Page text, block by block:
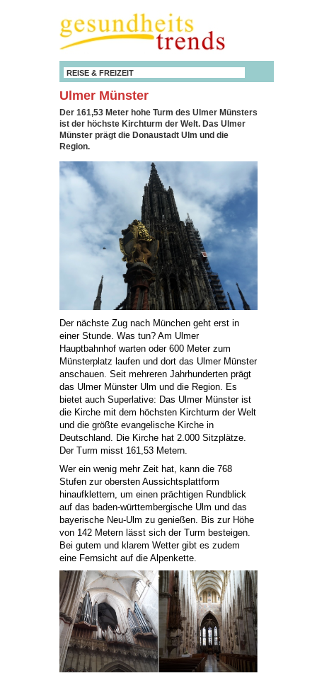
REISE & FREIZEIT
Ulmer Münster
Der 161,53 Meter hohe Turm des Ulmer Münsters
ist der höchste Kirchturm der Welt. Das Ulmer
Münster prägt die Donaustadt Ulm und die
Region.
Der nächste Zug nach München geht erst in
einer Stunde. Was tun? Am Ulmer
Hauptbahnhof warten oder 600 Meter zum
Münsterplatz laufen und dort das Ulmer Münster
anschauen. Seit mehreren Jahrhunderten prägt
das Ulmer Münster Ulm und die Region. Es
bietet auch Superlative: Das Ulmer Münster ist
die Kirche mit dem höchsten Kirchturm der Welt
und die größte evangelische Kirche in
Deutschland. Die Kirche hat 2.000 Sitzplätze.
Der Turm misst 161,53 Metern.
Wer ein wenig mehr Zeit hat, kann die 768
Stufen zur obersten Aussichtsplattform
hinaufklettern, um einen prächtigen Rundblick
auf das baden-württembergische Ulm und das
bayerische Neu-Ulm zu genießen. Bis zur Höhe
von 142 Metern lässt sich der Turm besteigen.
Bei gutem und klarem Wetter gibt es zudem
eine Fernsicht auf die Alpenkette.